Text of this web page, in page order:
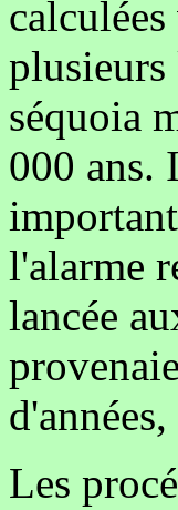
plusieurs
séquoia
000 ans.
l'alarme
lancée
Les